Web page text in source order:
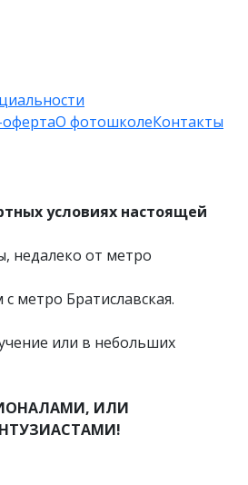
О фотошколеКонтакты
условиях настоящей
недалеко от метро
метро Братиславская.
или в небольших
ИЛИ